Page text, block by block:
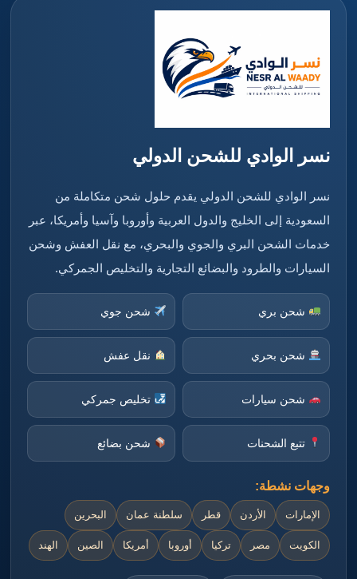
نسر الوادي للشحن الدولي
نسر الوادي للشحن الدولي يقدم حلول شحن متكاملة من
السعودية إلى الخليج والدول العربية وأوروبا وآسيا وأمريكا، عبر
خدمات الشحن البري والجوي والبحري، مع نقل العفش وشحن
السيارات والطرود والبضائع التجارية والتخليص الجمركي.
شحن بري شحن جوي
شحن بحري نقل عفش
شحن سيارات تخليص جمركي
تتبع الشحنات شحن بضائع
وجهات نشطة:
الإمارات الأردن قطر سلطنة عمان البحرين
الكويت مصر تركيا أوروبا أمريكا الصين الهند